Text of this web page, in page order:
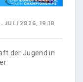
JULI 2026, 19:18
der Jugend in